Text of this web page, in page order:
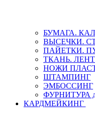
БУМАГА.
ВЫСЕЧКИ.
ПАЙЕТКИ.
ТКАНЬ.
НОЖИ
ШТАМПИНГ
ЭМБОССИНГ
ФУРНИТУРА
КАРДМЕЙКИНГ